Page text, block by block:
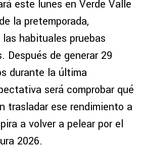
este lunes en Verde Valle
la pretemporada,
habituales pruebas
Después de generar 29
durante la última
será comprobar qué
trasladar ese rendimiento a
a volver a pelear por el
2026.